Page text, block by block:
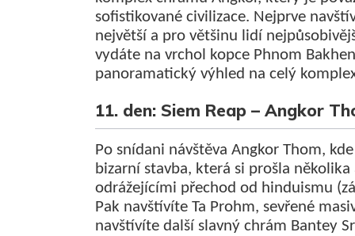
sofistikované civilizace. Nejprve
největší a pro většinu lidí
vydáte na vrchol kopce Phnom
panoramatický výhled na celý
11. den: Siem Reap – Angkor
Po snídani návštěva Angkor Thom,
bizarní stavba, která si prošla
odrážejícími přechod od hinduismu
Pak navštívíte Ta Prohm, sevřené
navštívíte další slavný chrám Bantey